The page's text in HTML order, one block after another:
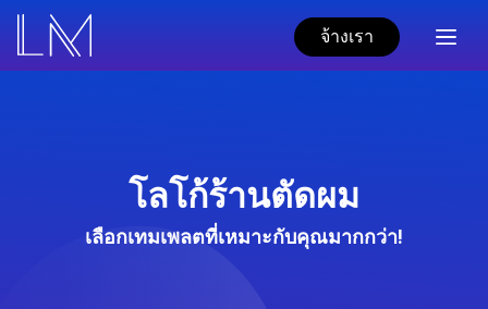
จ้างเรา
โลโก้ร้านตัดผม
เลือกเทมเพลตที่เหมาะกับคุณมากกว่า!